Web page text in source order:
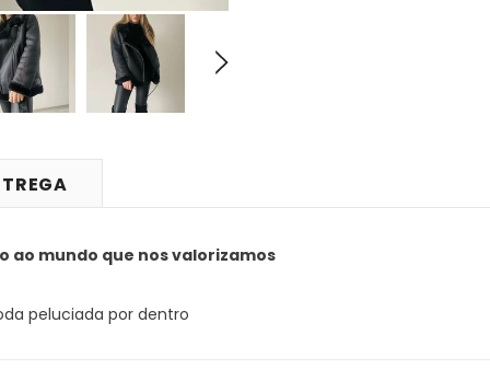
ao mundo que nos valorizamos
peluciada por dentro